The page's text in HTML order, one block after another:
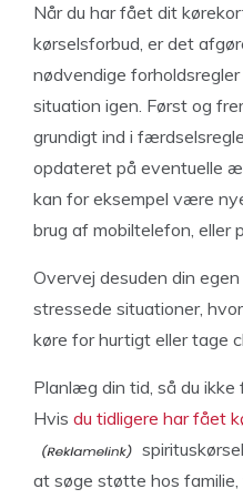
Når du har fået dit
kørselsforbud, er det
nødvendige
situation igen. Først og
grundigt ind i
opdateret på eventuelle
kan for eksempel være
brug af mobiltelefon, eller
Overvej desuden din
stressede situationer,
køre for hurtigt eller tage
Planlæg din tid, så du ikke
Hvis du tidligere har fået
at søge støtte hos familie,